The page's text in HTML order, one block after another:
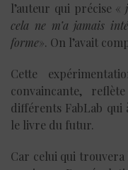
l’auteur qui précise «
cela ne m’a jamais
forme». On l’avait
Cette
convaincante,
différents FabLab
le livre du futur.
Car celui qui